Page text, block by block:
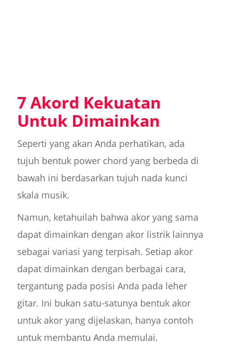
7 Akord Kekuatan
Untuk Dimainkan
Seperti yang akan Anda perhatikan, ada
tujuh bentuk power chord yang berbeda di
bawah ini berdasarkan tujuh nada kunci
skala musik.
Namun, ketahuilah bahwa akor yang sama
dapat dimainkan dengan akor listrik lainnya
sebagai variasi yang terpisah. Setiap akor
dapat dimainkan dengan berbagai cara,
tergantung pada posisi Anda pada leher
gitar. Ini bukan satu-satunya bentuk akor
untuk akor yang dijelaskan, hanya contoh
untuk membantu Anda memulai.